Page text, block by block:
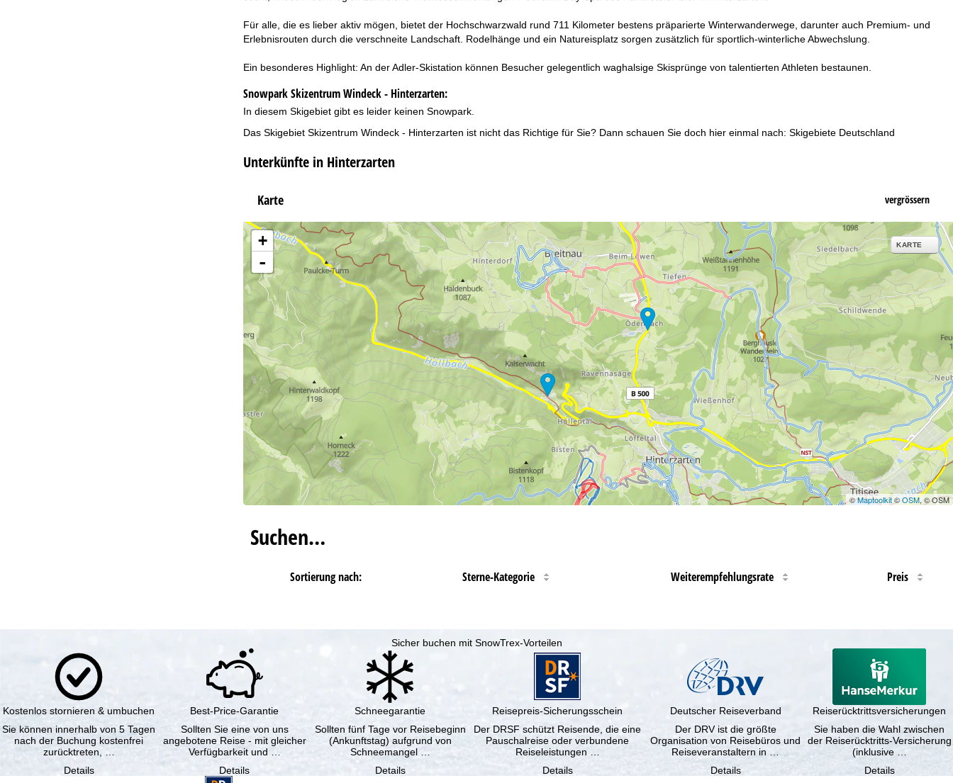
Für alle, die es lieber aktiv mögen, bietet der Hochschwarzwald rund 711 Kilometer bestens präparierte Winterwanderwege, darunter auch Premium- und
Erlebnisrouten durch die verschneite Landschaft. Rodelhänge und ein Natureisplatz sorgen zusätzlich für sportlich-winterliche Abwechslung.
Ein besonderes Highlight: An der Adler-Skistation können Besucher gelegentlich waghalsige Skisprünge von talentierten Athleten bestaunen.
Snowpark Skizentrum Windeck - Hinterzarten:
In diesem Skigebiet gibt es leider keinen Snowpark.
Das Skigebiet Skizentrum Windeck - Hinterzarten ist nicht das Richtige für Sie? Dann schauen Sie doch hier einmal nach: Skigebiete Deutschland
Unterkünfte in Hinterzarten
Karte vergrössern
+
-
KARTE
©Maptoolkit©OSM, © OSM
Suchen…
Sortierung nach: Sterne-Kategorie Weiterempfehlungsrate Preis
Sicher buchen mit SnowTrex-Vorteilen
Kostenlos stornieren & umbuchen
Sie können innerhalb von 5 Tagen
nach der Buchung kostenfrei
zurücktreten, …
Details
Best-Price-Garantie
Sollten Sie eine von uns
angebotene Reise - mit gleicher
Verfügbarkeit und …
Details
Schneegarantie
Sollten fünf Tage vor Reisebeginn
(Ankunftstag) aufgrund von
Schneemangel …
Details
Reisepreis-Sicherungsschein
Der DRSF schützt Reisende, die eine
Pauschalreise oder verbundene
Reiseleistungen …
Details
Deutscher Reiseverband
Der DRV ist die größte
Organisation von Reisebüros und
Reiseveranstaltern in …
Details
Reiserücktrittsversicherungen
Sie haben die Wahl zwischen
der Reiserücktritts-Versicherung
(inklusive …
Details